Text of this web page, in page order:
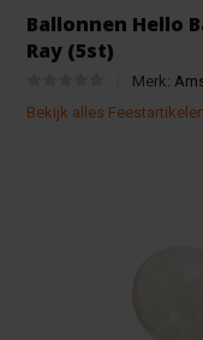
Ballonnen Hello
Ray (5st)
Merk:
Bekijk alles Feestartikelen